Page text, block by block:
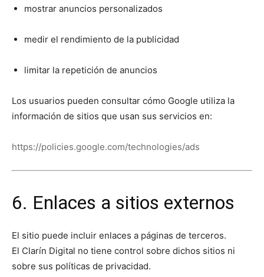
mostrar anuncios personalizados
medir el rendimiento de la publicidad
limitar la repetición de anuncios
Los usuarios pueden consultar cómo Google utiliza la
información de sitios que usan sus servicios en:
https://policies.google.com/technologies/ads
6. Enlaces a sitios externos
El sitio puede incluir enlaces a páginas de terceros.
El Clarín Digital no tiene control sobre dichos sitios ni
sobre sus políticas de privacidad.